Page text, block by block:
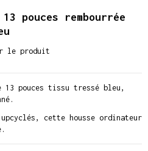
pouces rembourrée
le produit
13 pouces tissu tressé bleu,
cette housse ordinateur